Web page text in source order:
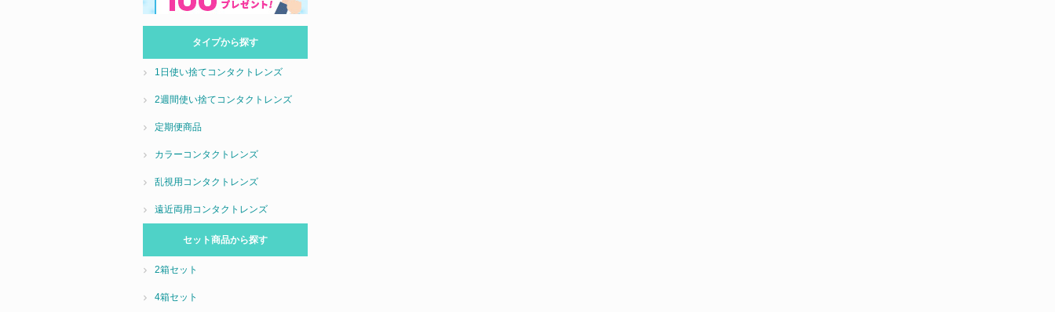
タイプから探す
1日使い捨てコンタクトレンズ
2週間使い捨てコンタクトレンズ
定期便商品
カラーコンタクトレンズ
乱視用コンタクトレンズ
遠近両用コンタクトレンズ
セット商品から探す
2箱セット
4箱セット